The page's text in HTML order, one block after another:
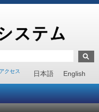
日本語 English
アクセス